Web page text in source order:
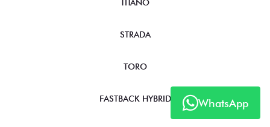
WhatsApp
TITANO
STRADA
TORO
FASTBACK HYBRID